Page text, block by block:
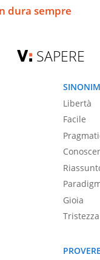
dura sempre
SAPERE
Libertà
Facile
Gioia
Tristezza